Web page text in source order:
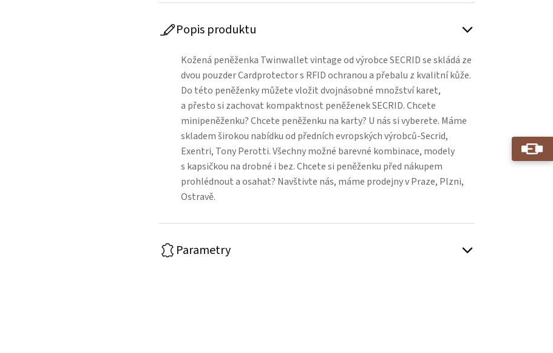
Popis produktu
Kožená peněženka Twinwallet vintage od výrobce SECRID se skládá ze
dvou pouzder Cardprotector s RFID ochranou a přebalu z kvalitní kůže.
Do této peněženky můžete vložit dvojnásobné množství karet,
a přesto si zachovat kompaktnost peněženek SECRID. Chcete
minipeněženku? Chcete peněženku na karty? U nás si vyberete. Máme
skladem širokou nabídku od předních evropských výrobců-Secrid,
Exentri, Tony Perotti. Všechny možné barevné kombinace, modely
s kapsičkou na drobné i bez. Chcete si peněženku před nákupem
prohlédnout a osahat? Navštivte nás, máme prodejny v Praze, Plzni,
Ostravě.
Parametry